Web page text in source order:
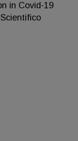
in Covid-19